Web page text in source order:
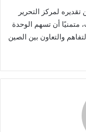
لمركز التحرير
متمنيًا أن تسهم الوحدة
والتعاون بين الصين